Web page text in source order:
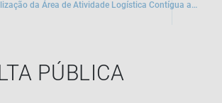
da Área de Atividade Logística Contígua ao
PÚBLICA